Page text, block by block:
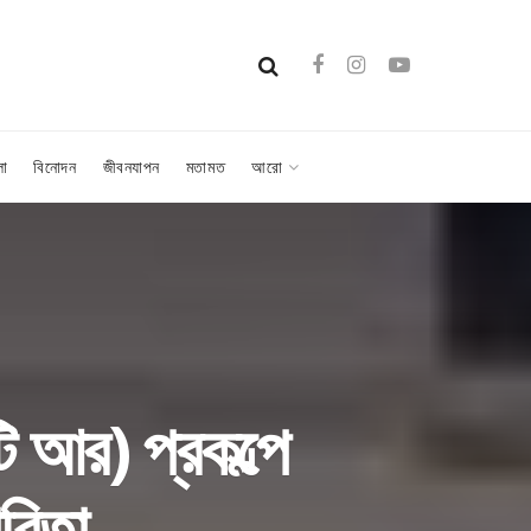
বিনোদন জীবনযাপন মতামত আরো
আর) প্রকল্পে